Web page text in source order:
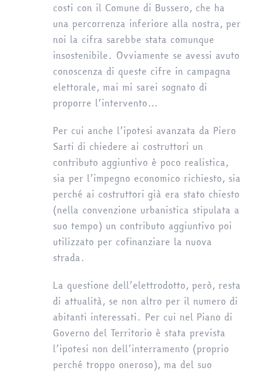
costi con il Comune di Bussero, che ha
una percorrenza inferiore alla nostra, per
noi la cifra sarebbe stata comunque
insostenibile. Ovviamente se avessi avuto
conoscenza di queste cifre in campagna
elettorale, mai mi sarei sognato di
proporre l’intervento…
Per cui anche l’ipotesi avanzata da Piero
Sarti di chiedere ai costruttori un
contributo aggiuntivo è poco realistica,
sia per l’impegno economico richiesto, sia
perché ai costruttori già era stato chiesto
(nella convenzione urbanistica stipulata a
suo tempo) un contributo aggiuntivo poi
utilizzato per cofinanziare la nuova
strada.
La questione dell’elettrodotto, però, resta
di attualità, se non altro per il numero di
abitanti interessati. Per cui nel Piano di
Governo del Territorio è stata prevista
l’ipotesi non dell’interramento (proprio
perché troppo oneroso), ma del suo